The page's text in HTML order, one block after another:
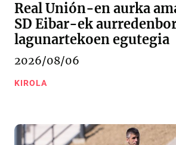
Real Unión-en aurka
SD Eibar-ek
lagunartekoen egutegia
2026/08/06
KIROLA